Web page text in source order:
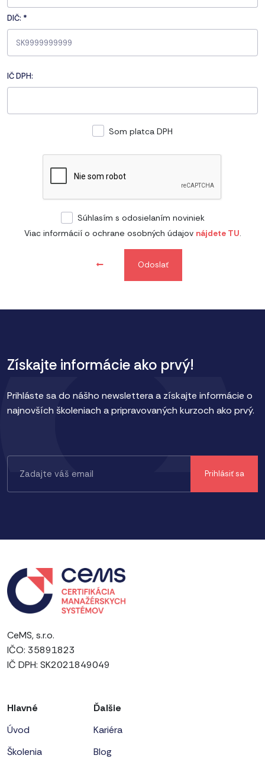
DIČ: *
IČ DPH:
Som platca DPH
Súhlasím s odosielaním noviniek
Viac informácií o ochrane osobných údajov nájdete TU
Odoslať
Získajte informácie ako prvý!
Prihláste sa do nášho newslettera a získajte informácie o
najnovších školeniach a pripravovaných kurzoch ako prvý.
CeMS, s.r.o.
IČO: 35891823
IČ DPH: SK2021849049
Hlavné
Úvod
Školenia
Ďalšie
Kariéra
Blog